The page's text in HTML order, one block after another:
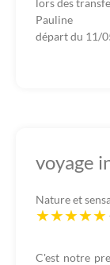
lors des
Pauline
départ du 11/
voyage
Nature et
C'est notre